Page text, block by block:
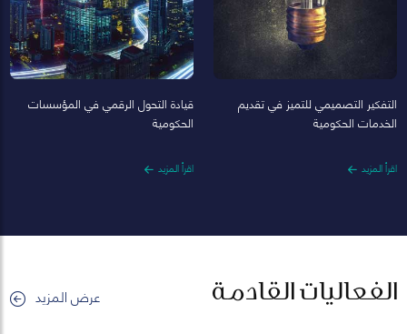
التفكير التصميمي للتميز في تقديم
الخدمات الحكومية
اقرأ المزيد
قيادة التحول الرقمي في المؤسسات
الحكومية
اقرأ المزيد
الفعاليات القادمة عرض المزيد